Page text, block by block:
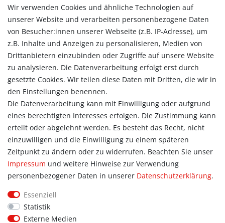
Versandarten & -kosten
Widerrufsrecht
Vertrag widerrufen
Konto
Login
Registrieren
Warenkorb
Zur Kasse
Allgemein
Kontakt
Datenschutzerklärung
AGB
Impressum
Informationen für Vereine
Informationen zur Beflockung
Wir verwenden Cookies und ähnliche Technologien auf
unserer Website und verarbeiten personenbezogene Daten
von Besucher:innen unserer Webseite (z.B. IP-Adresse), um
z.B. Inhalte und Anzeigen zu personalisieren, Medien von
Drittanbietern einzubinden oder Zugriffe auf unsere Website
zu analysieren. Die Datenverarbeitung erfolgt erst durch
gesetzte Cookies. Wir teilen diese Daten mit Dritten, die wir in
den Einstellungen benennen.
Die Datenverarbeitung kann mit Einwilligung oder aufgrund
eines berechtigten Interesses erfolgen. Die Zustimmung kann
erteilt oder abgelehnt werden. Es besteht das Recht, nicht
einzuwilligen und die Einwilligung zu einem späteren
Zeitpunkt zu ändern oder zu widerrufen. Beachten Sie unser
Impressum und weitere Hinweise zur Verwendung
personenbezogener Daten in unserer Daten­schutz­erklärung.
Essenziell
Statistik
Externe Medien